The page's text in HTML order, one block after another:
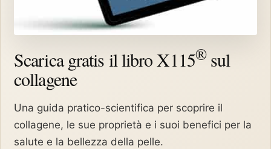
Scarica gratis il libro X115®sul
collagene
Una guida pratico-scientifica per scoprire il
collagene, le sue proprietà e i suoi benefici per la
salute e la bellezza della pelle.